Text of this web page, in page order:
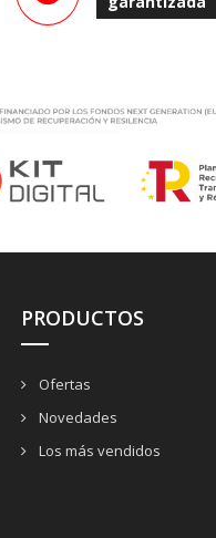
PRODUCTOS
Ofertas
Novedades
Los más vendidos